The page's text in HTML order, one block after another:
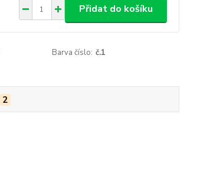
Přidat do košíku
Barva číslo: č.1
2